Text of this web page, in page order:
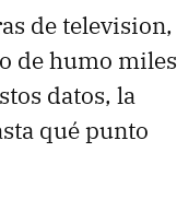
de television,
de humo miles
datos, la
qué punto